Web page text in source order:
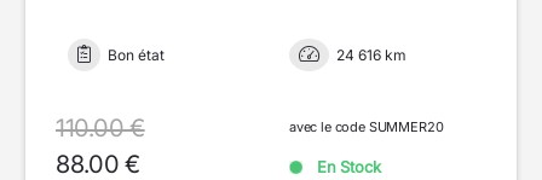
Bon état 24 616 km
110.00 €
88.00 €
avec le code SUMMER20
En Stock